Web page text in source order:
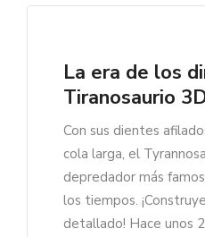
La era de los
Tiranosaurio
Con sus dientes
cola larga, el
depredador más
los tiempos.
detallado! Hace unos